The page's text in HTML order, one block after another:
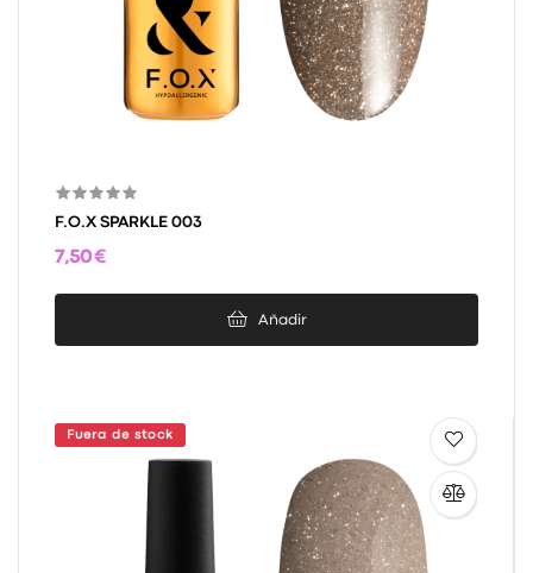
F.O.X SPARKLE 003
7,50 €
Añadir
Fuera de stock